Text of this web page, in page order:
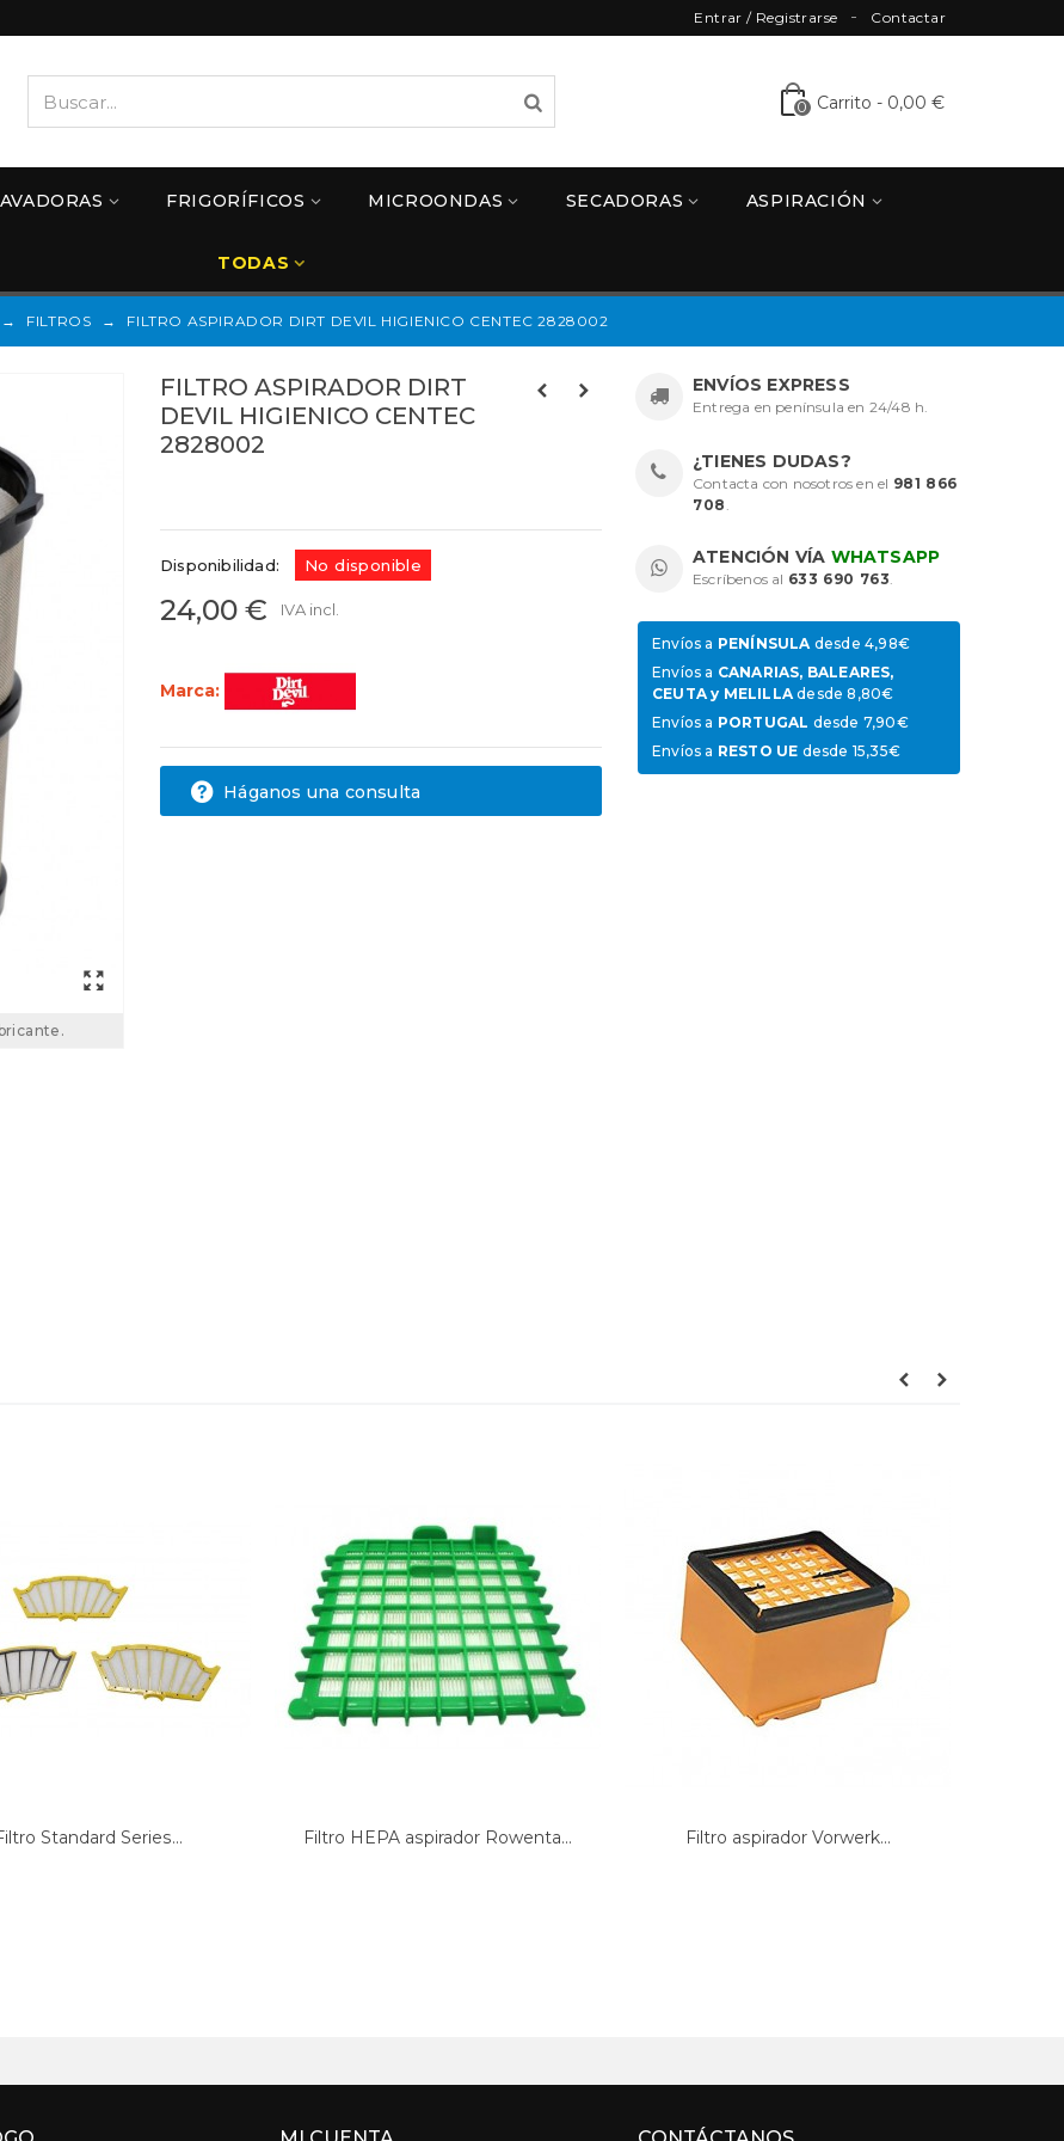
Contactar
Entrar / Registrarse
0 Carrito - 0,00 €
FRIGORÍFICOS MICROONDAS SECADORAS ASPIRACIÓN
TODAS
→ FILTROS → FILTRO ASPIRADOR DIRT DEVIL HIGIENICO CENTEC 2828002
FILTRO ASPIRADOR DIRT
DEVIL HIGIENICO CENTEC
2828002
Disponibilidad: No disponible
24,00 € IVA incl.
Marca:
Háganos una consulta
ENVÍOS EXPRESS
Entrega en península en 24/48 h.
¿TIENES DUDAS?
Contacta con nosotros en el 981 866
708 .
ATENCIÓN VÍA WHATSAPP
Escríbenos al 633 690 763.
Envíos a PENÍNSULAdesde 4,98€
Envíos a CANARIAS, BALEARES,
CEUTA y MELILLAdesde 8,80€
Envíos a PORTUGAL desde 7,90€
Envíos a RESTO UE desde 15,35€
Standard Series... Filtro HEPA aspirador Rowenta... Filtro aspirador Vorwerk...